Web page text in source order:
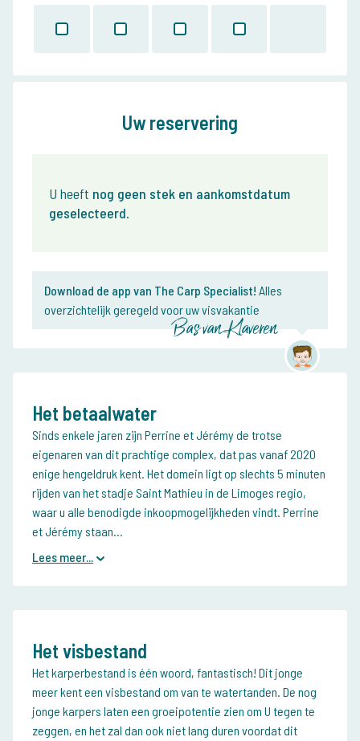
Uw reservering
U heeft nog geen stek en aankomstdatum
geselecteerd.
Download de app van The Carp Specialist! Alles
overzichtelijk geregeld voor uw visvakantie
Bas van Klaveren
Het betaalwater
Sinds enkele jaren zijn Perrine et Jérémy de trotse
eigenaren van dit prachtige complex, dat pas vanaf 2020
enige hengeldruk kent. Het domein ligt op slechts 5 minuten
rijden van het stadje Saint Mathieu in de Limoges regio,
waar u alle benodigde inkoopmogelijkheden vindt. Perrine
et Jérémy staan...
Lees meer...
Het visbestand
Het karperbestand is één woord, fantastisch! Dit jonge
meer kent een visbestand om van te watertanden. De nog
jonge karpers laten een groeipotentie zien om U tegen te
zeggen, en het zal dan ook niet lang duren voordat dit